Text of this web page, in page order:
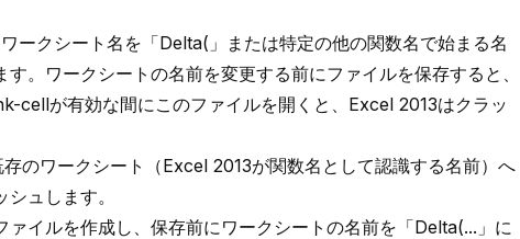
ークシート名を「Delta(」または特定の他の関数名で始まる名
。ワークシートの名前を変更する前にファイルを保存すると、
cellが有効な間にこのファイルを開くと、Excel 2013はクラッ
存のワークシート（Excel 2013が関数名として認識する名前）へ
ュします。
イルを作成し、保存前にワークシートの名前を「Delta(...」に